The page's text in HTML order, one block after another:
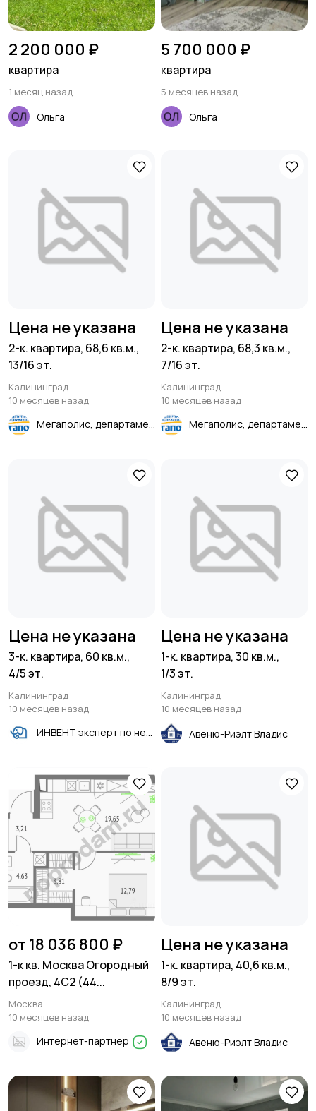
2 200 000 ₽
квартира
1 месяц назад
Ольга
5 700 000 ₽
квартира
5 месяцев назад
Ольга
Цена не указана
2-к. квартира, 68,6 кв.м.,
13/16 эт.
Калининград
10 месяцев назад
Мегаполис, департамент недвижимости
Цена не указана
2-к. квартира, 68,3 кв.м.,
7/16 эт.
Калининград
10 месяцев назад
Мегаполис, департамент недвижимости
Цена не указана
3-к. квартира, 60 кв.м.,
4/5 эт.
Калининград
10 месяцев назад
ИНВЕНТ эксперт по недвижимости
Цена не указана
1-к. квартира, 30 кв.м.,
1/3 эт.
Калининград
10 месяцев назад
Авеню-Риэлт Владис
от 18 036 800 ₽
1-к кв. Москва Огородный
проезд, 4С2 (44...
Москва
10 месяцев назад
Интернет-партнер
Цена не указана
1-к. квартира, 40,6 кв.м.,
8/9 эт.
Калининград
10 месяцев назад
Авеню-Риэлт Владис